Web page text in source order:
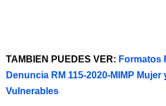
TAMBIEN PUEDES VER: Formatos
Denuncia RM 115-2020-MIMP
Vulnerables